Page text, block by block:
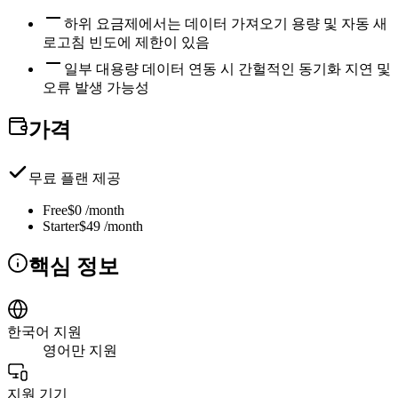
하위 요금제에서는 데이터 가져오기 용량 및 자동 새
로고침 빈도에 제한이 있음
일부 대용량 데이터 연동 시 간헐적인 동기화 지연 및
오류 발생 가능성
가격
무료 플랜 제공
Free$0 /month
Starter$49 /month
핵심 정보
한국어 지원
영어만 지원
지원 기기